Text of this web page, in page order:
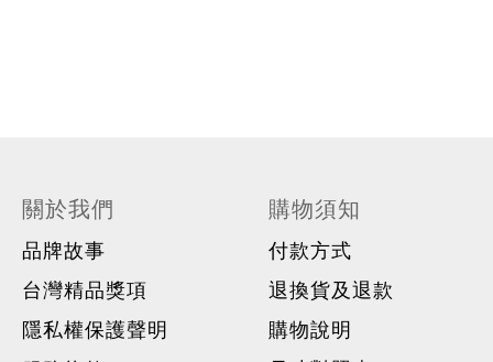
關於我們
品牌故事
台灣精品獎項
隱私權保護聲明
購物須知
付款方式
退換貨及退款
購物說明